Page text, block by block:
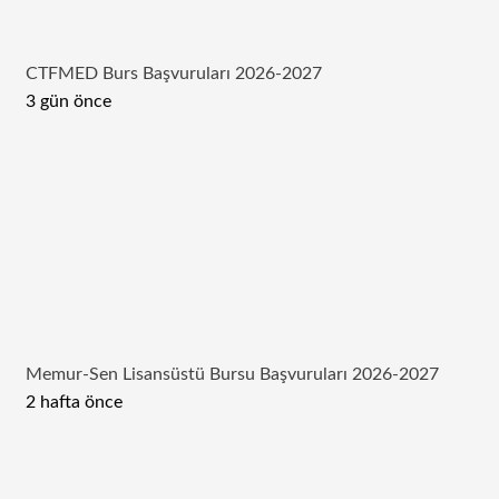
CTFMED Burs Başvuruları 2026-2027
3 gün önce
Memur-Sen Lisansüstü Bursu Başvuruları 2026-2027
2 hafta önce